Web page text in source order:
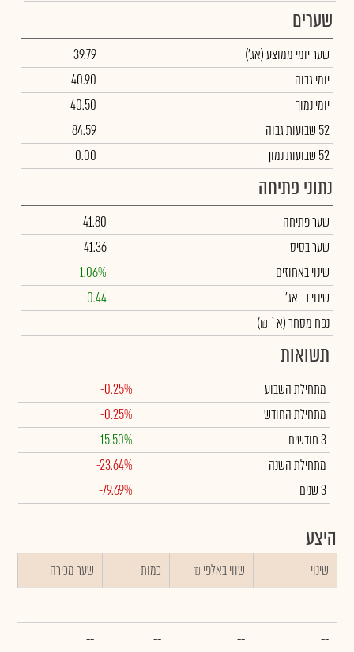
שערים
שער יומי ממוצע(אג')
39.79
יומי גבוה
40.90
יומי נמוך
40.50
52 שבועות גבוה
84.59
52 שבועות נמוך
0.00
נתוני פתיחה
שער פתיחה
41.80
שער בסיס
41.36
שינוי באחוזים
1.06%
שינויב- אג'
0.44
נפח מסחר(א` ₪)
תשואות
מתחילת השבוע
-0.25%
מתחילת החודש
-0.25%
3 חודשים
15.50%
מתחילת השנה
-23.64%
3 שנים
-79.69%
היצע
שינוי ₪ שווי באלפי כמות
שער מכירה
--
--
--
--
--
--
--
--